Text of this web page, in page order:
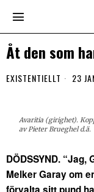
Åt den som
EXISTENTIELLT 23
Avaritia (girighet).
av Pieter Brueghel d.ä.
DÖDSSYND.
Melker Garay om